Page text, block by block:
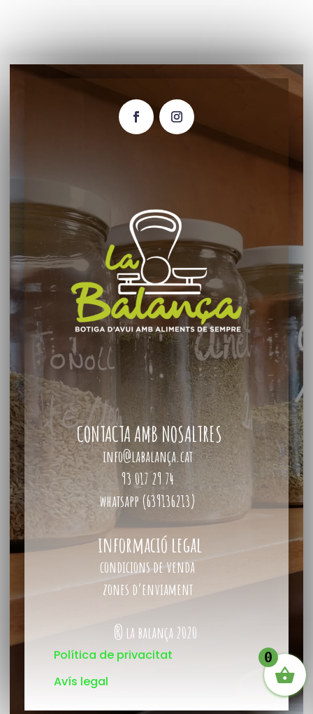
CONTACTA AMB NOSALTRES
info@labalança.cat
93 017 29 74
whatsapp (639136213)
informació legal
condicions de venda
zones d’enviament
® la balança 2020
Política de privacitat
Avís legal
0